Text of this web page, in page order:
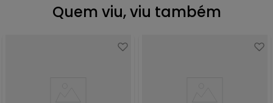
Quem viu, viu também